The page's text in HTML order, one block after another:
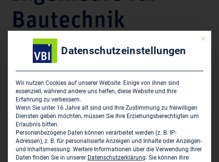
Bautechnik
Unternehmensdarstellung
Statische Prüfung, Tragwerksplanung, Objektplanung,
Gutachten zur Standsicherheit und Dauerhaftigkeit von
Bauten, Projektmanagement, Bauüberwachung,
Hauptsitz des Unternehmens
IGS Ingenieurgesellschaft Schultz mbH - Beratende
Ingenieure für Bautechnik
Mit
Datenschutzeinstellungen
Wir nutzen Cookies auf unserer Website. Einige von ihnen sind
essenziell, während andere uns helfen, diese Website und Ihre
Erfahrung zu verbessern.
Wenn Sie unter 16 Jahre alt sind und Ihre Zustimmung zu freiwilligen
Diensten geben möchten, müssen Sie Ihre Erziehungsberechtigten um
Erlaubnis bitten.
Personenbezogene Daten können verarbeitet werden (z. B. IP-
Adressen), z. B. für personalisierte Anzeigen und Inhalte oder Anzeigen-
und Inhaltsmessung. Weitere Informationen über die Verwendung Ihrer
Daten finden Sie in unserer Datenschutzerklärung. Sie können Ihre